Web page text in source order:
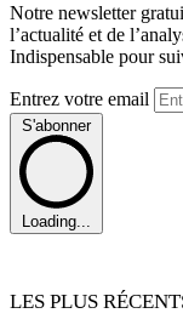
Notre newsletter
l’actualité et de
Indispensable pour
Entrez votre email
S'abonner
Loading...
LES PLUS